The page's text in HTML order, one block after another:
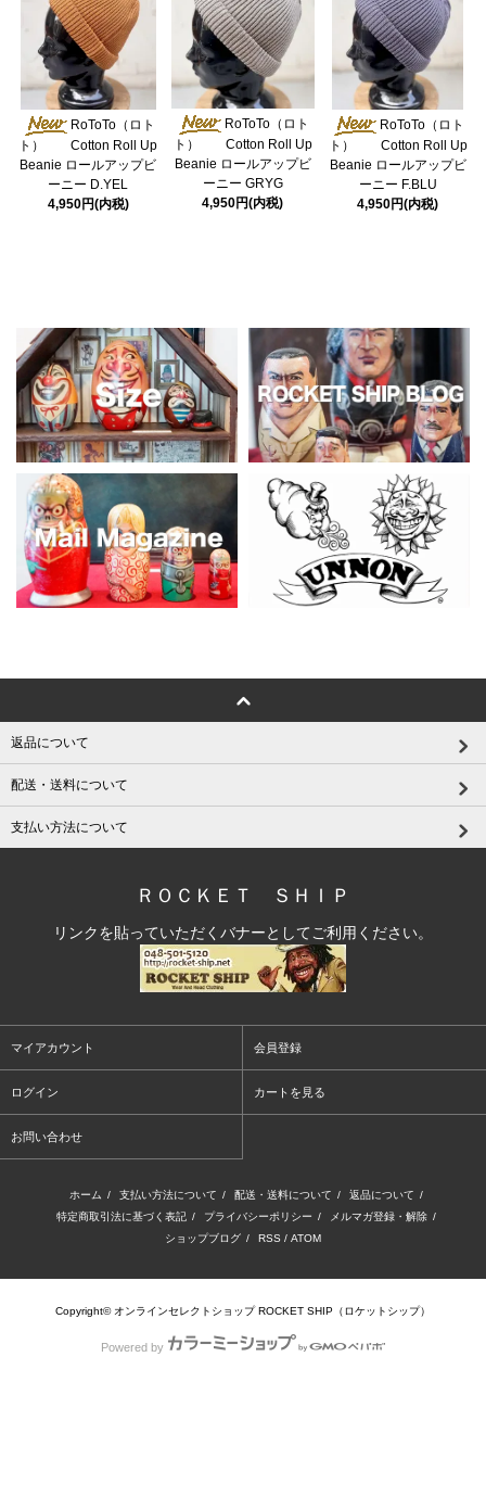
RoToTo（ロト
ト） Cotton Roll Up
Beanie ロールアップビ
ーニー D.YEL
4,950円(内税)
RoToTo（ロト
ト） Cotton Roll Up
Beanie ロールアップビ
ーニー GRYG
4,950円(内税)
RoToTo（ロト
ト） Cotton Roll Up
Beanie ロールアップビ
ーニー F.BLU
4,950円(内税)
返品について
配送・送料について
支払い方法について
ＲＯＣＫＥＴ ＳＨＩＰ
リンクを貼っていただくバナーとしてご利用ください。
マイアカウント 会員登録
ログイン カートを見る
お問い合わせ
ホーム / 支払い方法について / 配送・送料について / 返品について /
特定商取引法に基づく表記 / プライバシーポリシー / メルマガ登録・解除 /
ショップブログ / RSS / ATOM
Copyright© オンラインセレクトショップ ROCKET SHIP（ロケットシップ）
Powered by